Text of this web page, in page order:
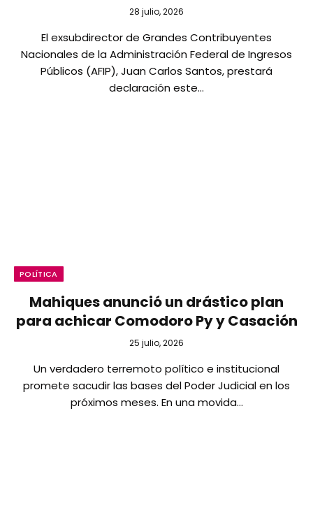
28 julio, 2026
El exsubdirector de Grandes Contribuyentes
Nacionales de la Administración Federal de Ingresos
Públicos (AFIP), Juan Carlos Santos, prestará
declaración este…
POLÍTICA
Mahiques anunció un drástico plan
para achicar Comodoro Py y Casación
25 julio, 2026
Un verdadero terremoto político e institucional
promete sacudir las bases del Poder Judicial en los
próximos meses. En una movida…